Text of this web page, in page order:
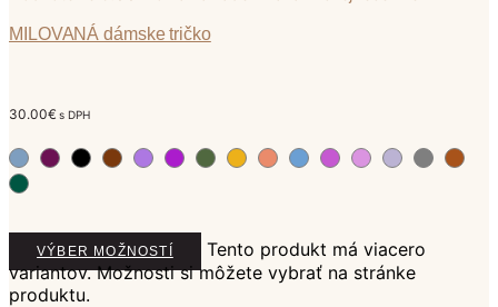
MILOVANÁ dámske tričko
30.00€ s DPH
VÝBER MOŽNOSTÍ
Tento produkt má viacero
variantov. Možnosti si môžete vybrať na stránke
produktu.